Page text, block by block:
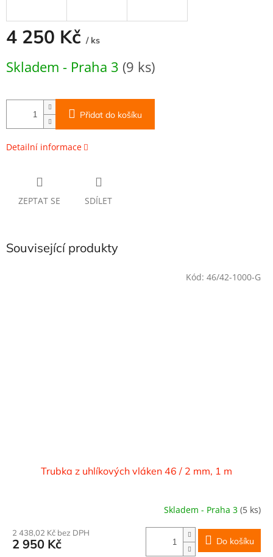
4 250 Kč / ks
cena:
Skladem - Praha 3 (9 ks)
Přidat do košíku
Detailní informace
ZEPTAT SE SDÍLET
Související produkty
Trubka z uhlíkových vláken 46 / 2 mm, 1 m
Skladem - Praha 3 (5 ks)
2 438,02 Kč bez DPH
2 950 Kč Do košíku
Kód: 46/42-1000-G